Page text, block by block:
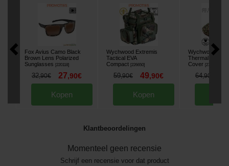
Fox Avius Camo Black
Brown Lens Polarized
Sunglasses [220118]
32,90€ 27,90€
Kopen
Wychwood Extremis
Tactical EVA
Compact [226650]
59,90€ 49,90€
Kopen
Wychwood Epic
Thermal
Cover [270197
64,90
Klantbeoordelingen
Momenteel geen recensie
Schrijf een recensie voor dat product